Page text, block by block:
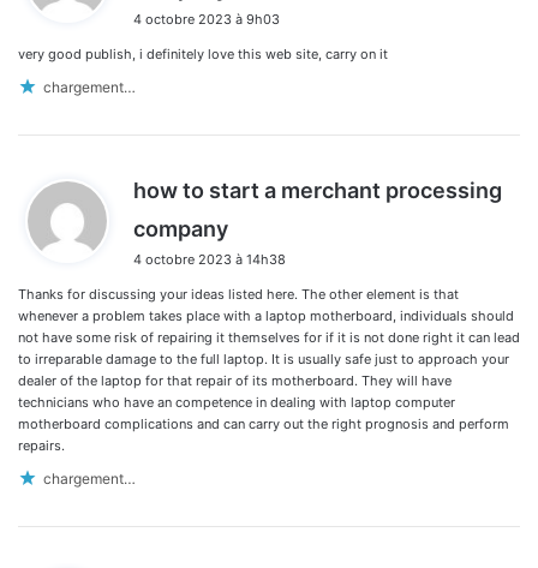
t
4 octobre 2023 à 9h03
very good publish, i definitely love this web site, carry on it
chargement…
how to start a merchant processing
company
t
:
4 octobre 2023 à 14h38
Thanks for discussing your ideas listed here. The other element is that
whenever a problem takes place with a laptop motherboard, individuals should
not have some risk of repairing it themselves for if it is not done right it can lead
to irreparable damage to the full laptop. It is usually safe just to approach your
dealer of the laptop for that repair of its motherboard. They will have
technicians who have an competence in dealing with laptop computer
motherboard complications and can carry out the right prognosis and perform
repairs.
chargement…